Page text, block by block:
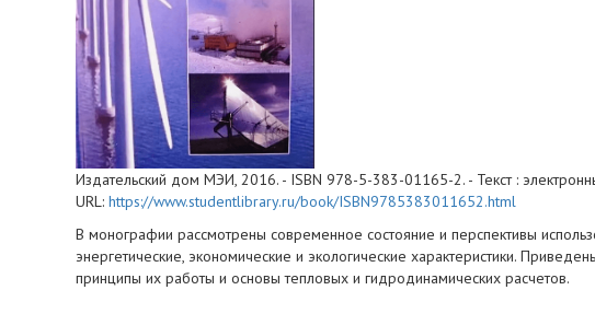
Издательский дом МЭИ, 2016. - ISBN 978-5-383-01165-2. - Текст :
URL: https://www.studentlibrary.ru/book/ISBN9785383011652.html
В монографии рассмотрены современное состояние и перспективы
энергетические, экономические и экологические характеристики.
принципы их работы и основы тепловых и гидродинамических расчетов.